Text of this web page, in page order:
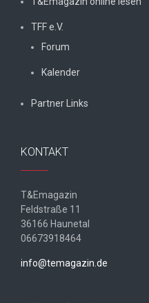
TFF e.V.
Forum
Kalender
Partner Links
KONTAKT
T&Emagazin
Feldstraße 11
36166 Haunetal
06673918464
info@temagazin.de